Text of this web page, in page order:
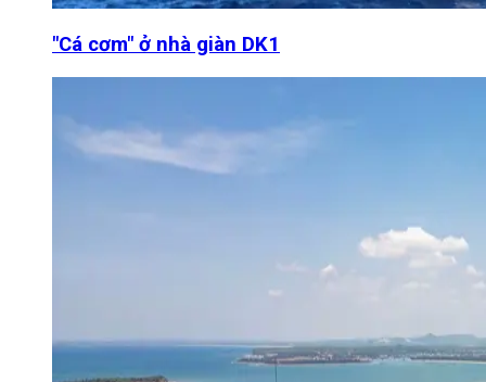
"Cá cơm" ở nhà giàn DK1